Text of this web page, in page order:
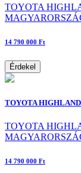
TOYOTA
14 790 000 Ft
Érdekel
TOYOTA
TOYOTA
14 790 000 Ft